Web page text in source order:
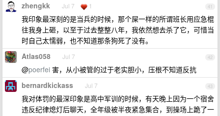
41
zhengkk Jul 7 1
我印象最深刻的是当兵的时候，那个屎一样的所谓班长用应急棍
往我身上砸，以至于过去整整八年，我依然想去杀了它，可惜当
时自己太懦弱，也不知道那条狗死了没有。
42
Atlas058 Jul 7
@poerfei 害，从小被管的过于老实胆小，压根不知道反抗
43
bernardkickass Jul 7
我对体罚的最深印象是高中军训的时候，有天晚上因为一个宿舍
违反纪律熄灯后聊天，全年级被半夜紧急集合，到操场上跪了一